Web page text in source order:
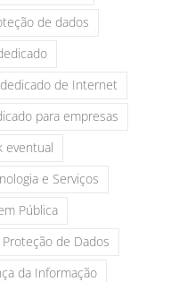
de dados
de Internet
para empresas
eventual
e Serviços
Pública
Proteção de Dados
da Informação